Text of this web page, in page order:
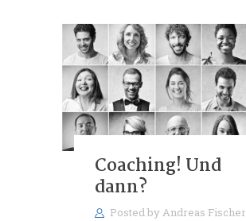
Coaching! Und
dann?
Posted byAndreas Fischer